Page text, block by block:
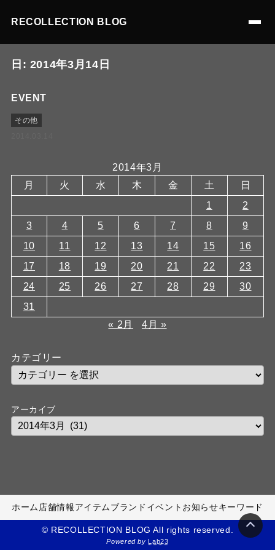
RECOLLECTION BLOG
日: 2014年3月14日
EVENT
その他
2014年3月
月
火 水 木 金 土
日
1
2
3
4 5 6 7 8
9
10
11 12 13 14 15
16
17
18 19 20 21 22
23
24
25 26 27 28 29
30
31
« 2月
4月 »
カテゴリー
アーカイブ
ホーム 店舗情報アイテムブランド イベント お知らせキーワード
© RECOLLECTION BLOG All rights reserved.
Powered byLab23